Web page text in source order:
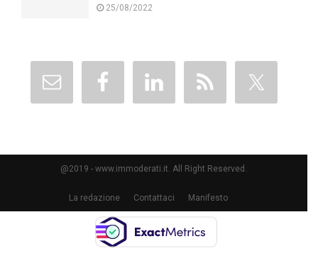
25/08/2022
@2019 - www.immoderati.it. All Right Reserved.
La redazione Contattaci Manifesto